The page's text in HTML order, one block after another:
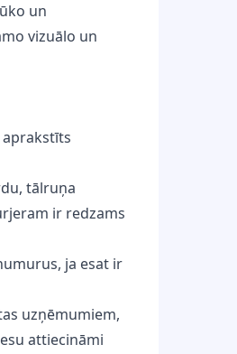
un
vizuālo un
tālruņa
ir redzams
ja esat ir
uzņēmumiem,
attiecināmi